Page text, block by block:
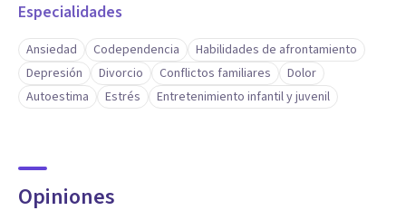
Especialidades
Ansiedad Codependencia
Habilidades de afrontamiento
Depresión
Divorcio Conflictos familiares
Dolor
Autoestima
Estrés Entretenimiento infantil y juvenil
Opiniones